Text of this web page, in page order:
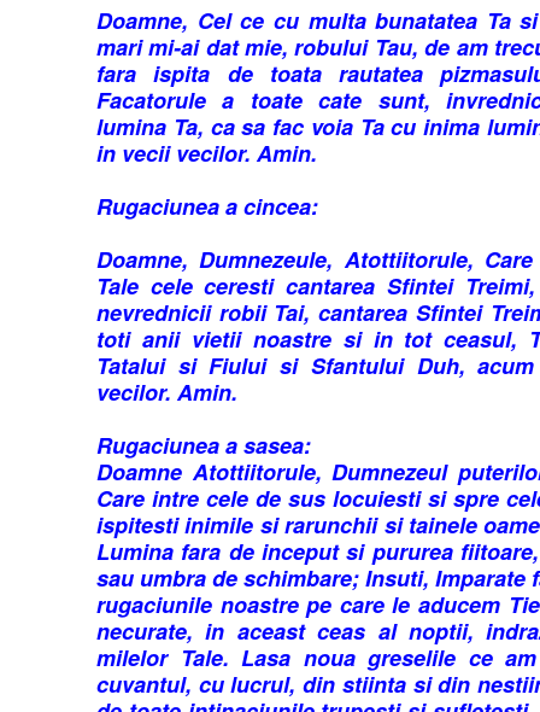
Doamne, Cel ce cu multa bunatatea Ta
mari mi-ai dat mie, robului Tau, de am
fara ispita de toata rautatea
Facatorule a toate cate sunt,
lumina Ta, ca sa fac voia Ta cu inima
in vecii vecilor. Amin.
Rugaciunea a cincea:
Doamne, Dumnezeule, Atottiitorule,
Tale cele ceresti cantarea Sfintei
nevrednicii robii Tai, cantarea Sfintei
toti anii vietii noastre si in tot ceasul,
Tatalui si Fiului si Sfantului Duh,
vecilor. Amin.
Rugaciunea a sasea:
Doamne Atottiitorule, Dumnezeul
Care intre cele de sus locuiesti si spre
ispitesti inimile si rarunchii si tainele
Lumina fara de inceput si pururea
sau umbra de schimbare; Insuti, Imparate
rugaciunile noastre pe care le aducem
necurate, in aceast ceas al noptii,
milelor Tale. Lasa noua greselile ce
cuvantul, cu lucrul, din stiinta si din